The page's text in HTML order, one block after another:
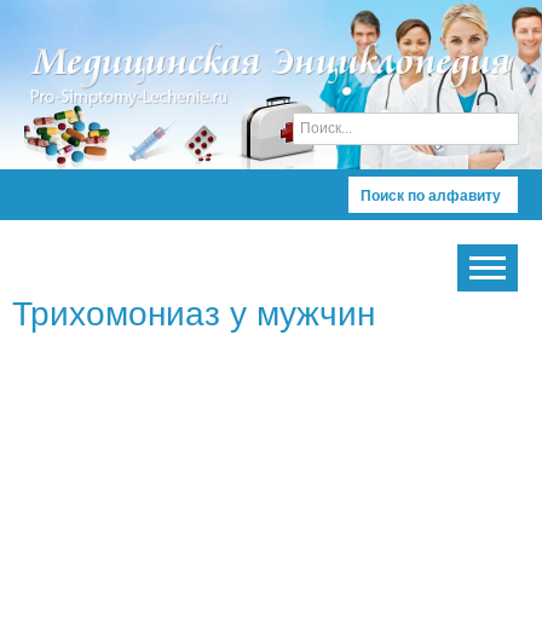
Поиск по алфавиту
Трихомониаз у мужчин